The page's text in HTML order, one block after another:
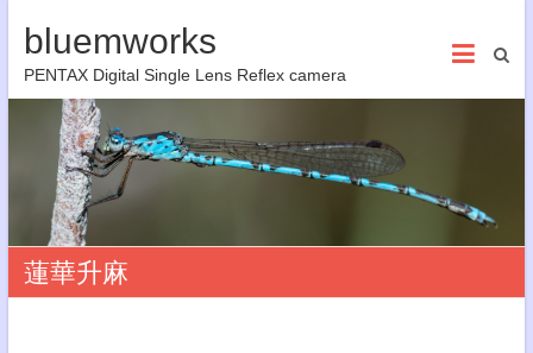
bluemworks
PENTAX Digital Single Lens Reflex camera
蓮華升麻